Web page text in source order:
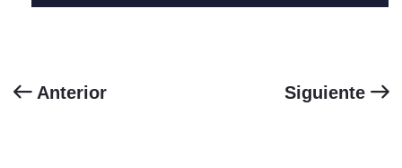
Anterior Siguiente